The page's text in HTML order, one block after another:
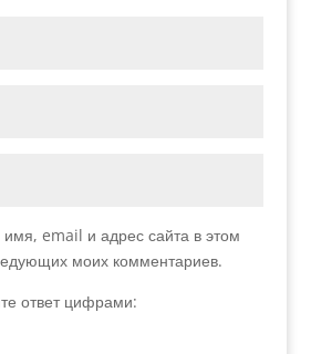
email и адрес сайта в этом
моих комментариев.
ответ цифрами: